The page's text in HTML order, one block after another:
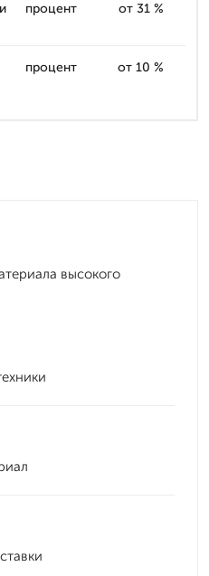
процент от 31 %
процент от 10 %
высокого